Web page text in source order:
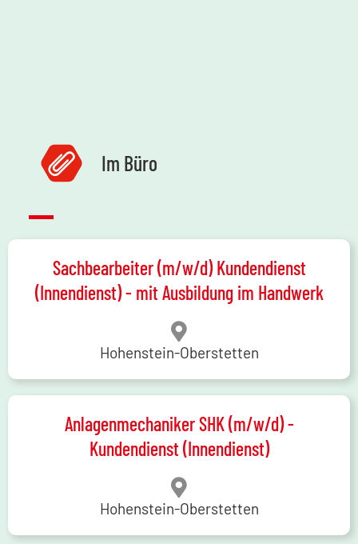
Im Büro
Sachbearbeiter (m/w/d) Kundendienst
(Innendienst) - mit Ausbildung im Handwerk
Hohenstein-Oberstetten
Anlagenmechaniker SHK (m/w/d) -
Kundendienst (Innendienst)
Hohenstein-Oberstetten